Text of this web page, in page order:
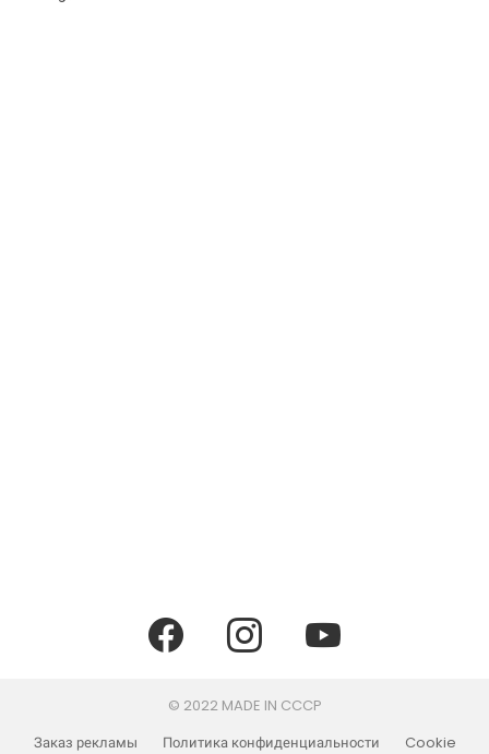
facebook instagram youtube
© 2022 MADE IN CCCP
Заказ рекламы
Политика конфиденциальности
Cookie